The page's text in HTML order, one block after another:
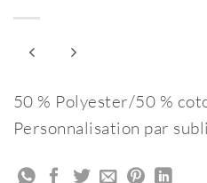
50 % Polyester/50 %
Personnalisation par